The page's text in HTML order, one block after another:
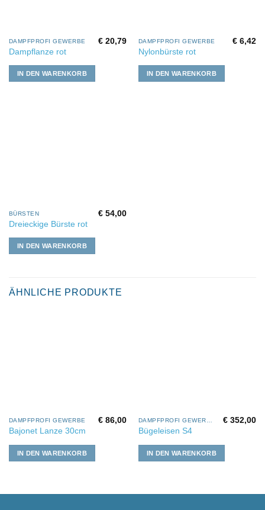
DAMPFPROFI GEWERBE
Dampflanze rot
€ 20,79
IN DEN WARENKORB
DAMPFPROFI GEWERBE
Nylonbürste rot
€ 6,42
IN DEN WARENKORB
BÜRSTEN
Dreieckige Bürste rot
€ 54,00
IN DEN WARENKORB
ÄHNLICHE PRODUKTE
DAMPFPROFI GEWERBE
Bajonet Lanze 30cm
€ 86,00
IN DEN WARENKORB
Bügeleisen S4
€ 352,00
IN DEN WARENKORB